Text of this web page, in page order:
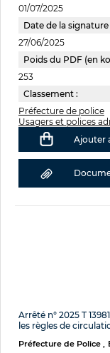
01/07/2025
Date de la signature
27/06/2025
Poids du PDF (en
253
Classement :
Préfecture de police
Usagers et polices
Ajouter
Arrêté n° 2025 T
les règles de
Préfecture de Police